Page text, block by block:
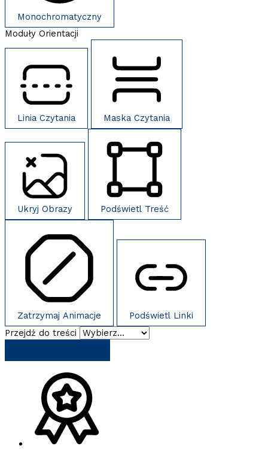
Monochromatyczny
Moduły Orientacji
Linia Czytania Maska Czytania
Ukryj Obrazy Podświetl Treść
Zatrzymaj Animacje
Podświetl Linki
Przejdź do treści